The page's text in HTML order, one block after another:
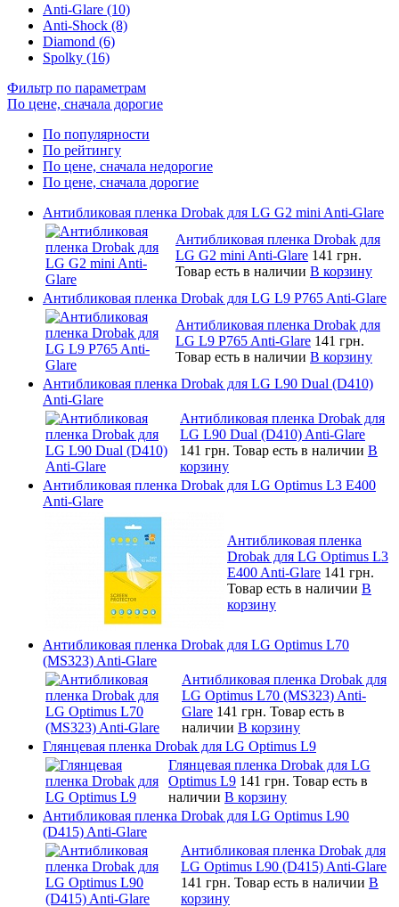
Anti-Glare (10)
Anti-Shock (8)
Diamond (6)
Spolky (16)
Фильтр по параметрам
По цене, сначала дорогие
По популярности
По рейтингу
По цене, сначала недорогие
По цене, сначала дорогие
Антибликовая пленка Drobak для LG G2 mini Anti-Glare
Антибликовая пленка Drobak для
LG G2 mini Anti-Glare 141 грн.
Товар есть в наличии В корзину
Антибликовая пленка Drobak для LG L9 P765 Anti-Glare
Антибликовая пленка Drobak для
LG L9 P765 Anti-Glare 141 грн.
Товар есть в наличии В корзину
Антибликовая пленка Drobak для LG L90 Dual (D410)
Anti-Glare
Антибликовая пленка Drobak для
LG L90 Dual (D410) Anti-Glare
141 грн. Товар есть в наличии В
корзину
Антибликовая пленка Drobak для LG Optimus L3 E400
Anti-Glare
Антибликовая пленка
Drobak для LG Optimus L3
E400 Anti-Glare 141 грн.
Товар есть в наличии В
корзину
Антибликовая пленка Drobak для LG Optimus L70
(MS323) Anti-Glare
Антибликовая пленка Drobak для
LG Optimus L70 (MS323) Anti-
Glare 141 грн. Товар есть в
наличии В корзину
Глянцевая пленка Drobak для LG Optimus L9
Глянцевая пленка Drobak для LG
Optimus L9 141 грн. Товар есть в
наличии В корзину
Антибликовая пленка Drobak для LG Optimus L90
(D415) Anti-Glare
Антибликовая пленка Drobak для
LG Optimus L90 (D415) Anti-Glare
141 грн. Товар есть в наличии В
корзину